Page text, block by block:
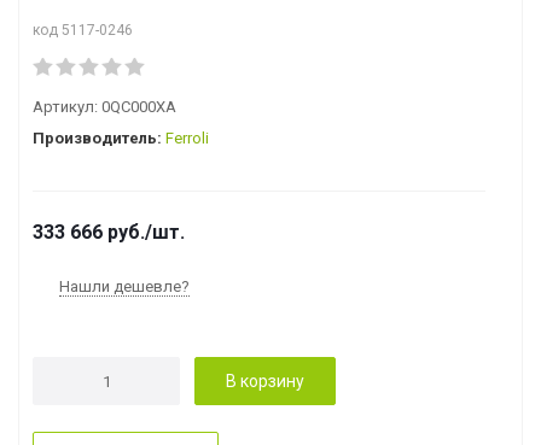
код 5117-0246
Артикул: 0QC000XA
Производитель: Ferroli
333 666 руб./шт.
Нашли дешевле?
В корзину